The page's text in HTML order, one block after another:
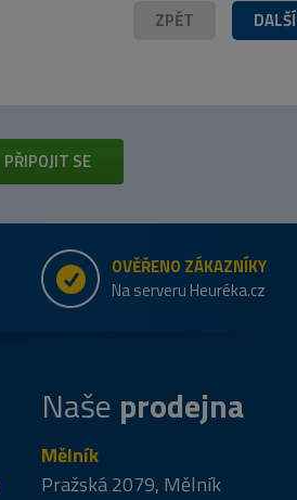
DALŠÍ
ZPĚT
PŘIPOJIT SE
OVĚŘENO ZÁKAZNÍKY
Na serveru Heuréka.cz
Naše prodejna
Mělník
Pražská 2079, Mělník